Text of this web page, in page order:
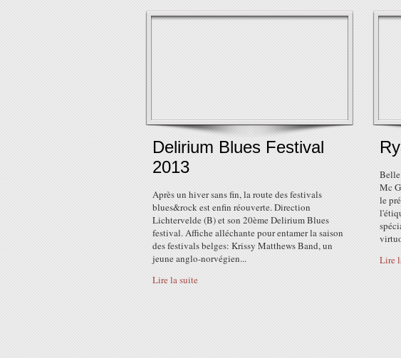
Delirium Blues Festival
2013
Après un hiver sans fin, la route des festivals
blues&rock est enfin réouverte. Direction
Lichtervelde (B) et son 20ème Delirium Blues
festival. Affiche alléchante pour entamer la saison
des festivals belges: Krissy Matthews Band, un
jeune anglo-norvégien...
Lire la suite
Mc
le
Lire